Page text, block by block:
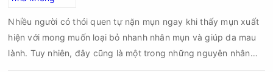
Nhiều người có thói quen tự nặn mụn ngay khi thấy mụn xuất
hiện với mong muốn loại bỏ nhanh nhân mụn và giúp da mau
lành. Tuy nhiên, đây cũng là một trong những nguyên nhân